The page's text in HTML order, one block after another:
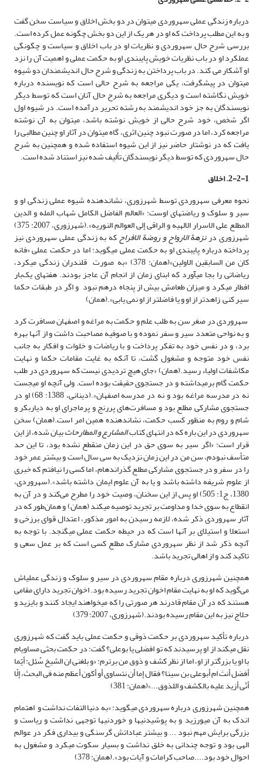
درباره زندگی عملی سهروردی می­توان در دو بخش اخلاق و سیاست سخن گفت
و به این مطلب پرداخت که او در هر یک از این دو بخش چگونه عمل کرده است.
بررسی شرح حال سهروردی و نظریات او در باب اخلاق و سیاست و چگونگی
عملکرد او در باب نظریات خویش پایبندی او به حکمت عملی و اهمیت آن را نزد
او آشکار می کند. در باب پرداختن به زندگی و شرح حال اندیشمندان دو شیوه
می­توان در­ پیش­گرفت، یکی مراجعه به شرح حالی است که نویسنده درباره
خویش نگاشته است و دیگری مراجعه به شرح حال آنان است که توسط دیگر
نویسندگان به جز خود اندیشمند به رشته تحریر درآمده است. در شیوه اول
اگر شخص، خود شرح حالی از خویش نوشته باشد، می­توان به آن نوشته
مراجعه کرد، اما در صورت نبود چنین اثری، گاه می­توان در آثار او چنین مطالبی را
یافت که در نوشتار حاضر نیز از این شیوه استفاده شده و همچنین به شرح
حال سهروردی که توسط دیگر نویسندگان تألیف شده نیز استناد شده است.
2-2-1. اخلاق
نحوه معرفی سهروردی توسط شهرزوری، نشان­دهنده شیوه عملی زندگی او و
سیر و سلوک و ریاضت­های اوست: «العالم الفاضل الکامل شهاب المله و الدین
المطلع علی الاسرار الالهیه و الراقی إلی العوالم النوریه».(شهرزوری، 2007: 375)
شهرزوری درنزهة الارواحو روضة الافراحکه به زندگی عملی سهروردی نیز
پرداخته درباره پایبندی او به حکمت عملی می­گوید: اما در حکمت عملی «فانه
کان من السابقین الاولین»(همان: 378) «به صورت قلندران زندگی می­کرد،
ریاضاتی را بجا می­آورد که ابنای زمان از انجام آن عاجز بودند. هفته­ای یک‌بار
افطار می­کرد و میزان طعامش بیش از پنجاه درهم نبود و اگر در طبقات حکما
سیر کنی زاهدتر از او و یا فاضل­تر از او نمی یابی».(همان)
سهروردی در صغر سن به طلب علم و حکمت به مراغه و اصفهان مسافرت کرد
و به نواحی متعدد سیر و سفر نموده و با صوفیه مصاحبت داشت و از آنها بهره
برد، و در نفس خود به تفکر پرداخت و با ریاضات و خلوات و افکار به جانب
نفس خود متوجه و مشغول گشت، تا آنکه به غایت مقامات حکما و نهایت
مکاشفات اولیاء رسید.(همان) «جای هیچ تردیدی نیست که سهروردی در طلب
حکمت گام برمی­داشته و در جستجوی حقیقت بوده است. ولی آنچه او می­جست
نه در مدرسه مراغه بود و نه در مدرسه اصفهان».(دینانی، 1388: 68) او در
جستجوی مشارکی مطلع بود و مسافرت‌های پررنج و پر­ماجرای او به دیاربکر و
شام و روم به منظور کسب حکمت، نشان­دهنده همین امر است.(همان) سخن
سهروردی در این باره که در انتهای کتابالمشارع و المطارحاتبیان شده، از این
قرار است: «اگر سیر به سوی حق در این زمان منقطع نشده بود، تا این حد
متأسف نبودم، سن من در این زمان نزدیک به سی سال است و بیشتر عمر خود
را در سفر و در جستجوی مشارکی مطلع گذرانده­ام، اما کسی را نیافتم که خبری
از علوم شریفه داشته باشد و یا به آن علوم ایمان داشته باشد».(سهروردی،
1380، ج1: 505) او پس از این سخنان، وصیت خود را مطرح می‌کند و در آن به
انقطاع به سوی خدا و مداومت بر تجرید توصیه می­کند (همان) و همان‌طور که در
آثار سهروردی ذکر شده، لازمه رسیدن به امور مذکور، اعتدال قوای برزخی و
استعلا و استیلای بر آنها است که در حیطه حکمت عملی می­گنجد. با توجه به
آنچه ذکر شد از نظر سهروردی مشارک مطلع کسی است که بر عمل سعی و
تاکید کند و از اهالی تجرید باشد.
همچنین شهرزوری درباره مقام سهروردی در سیر و سلوک و زندگی عملی­اش
می‌گوید که او به نهایت مقام اخوان تجرید رسیده بود. اخوان تجرید دارای مقامی
هستند که در آن مقام قادرند هر صورتی را که می­خواهند ایجاد کنند و بایزید و
حلاج نیز به این مقام رسیده بودند.(شهرزوری، 2007: 379)
درباره تأکید سهروردی بر حکمت ذوقی و حکمت عملی باید گفت که شهرزوری
نقل می­کند از او پرسیدند که تو افضلی یا بوعلی؟ گفت: در حکمت بحثی مساوی­ام
با او یا بزرگتر از او، اما از نظر کشف و ذوق من برترم: «و بلغنی ان الشیخ سُئِل: أیّما
أفضل أنتَ ام أبوعلی بن سینا؟ فقال إما أن نتساوی أو أکون أعظم منه فی البحث، إلّا
أنّی أزید علیه بالکشف و اللذوق...»(همان: 381)
همچنین شهرزوری درباره سهروردی می­گوید: «به دنیا التفات نداشت و اهتمام
اندک به آن می­ورزید و به پوشیدنی­ها و خوردنی­ها توجهی نداشت و ریاست و
بزرگی برایش مهم نبود ... و بیشتر عباداتش گرسنگی و بیداری فکر در عوالم
الهی بود و توجه چندانی به خلق نداشت و بسیار سکوت می­کرد و مشغول به
احوال خود بود....صاحب کرامات و آیات بود».(همان: 378)